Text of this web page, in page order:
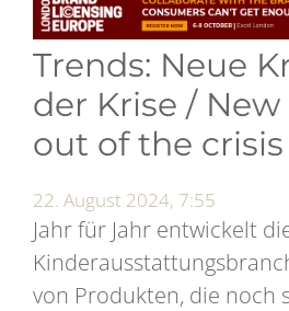
Trends: Neue
der Krise /
out of the crisis
22. August 2024, 7:55
Jahr für Jahr entwickelt
von Produkten, die noch